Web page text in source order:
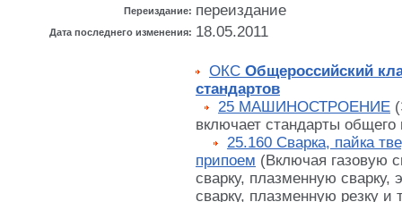
Переиздание: переиздание
Дата последнего изменения: 18.05.2011
ОКС Общероссийский
стандартов
25 МАШИНОСТРОЕНИЕ
включает стандарты общего
25.160 Сварка, пайка
припоем (Включая газовую
сварку, плазменную сварку,
сварку, плазменную резку и